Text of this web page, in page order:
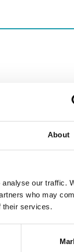
About
our traffic.
who may
their services.
al carico